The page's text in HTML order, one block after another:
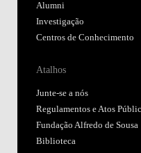
Alumni
Investigação
Centros de Conhecimento
Atalhos
Junte-se a nós
Regulamentos e Atos
Fundação Alfredo de Sousa
Biblioteca